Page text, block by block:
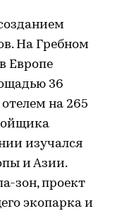
На Гребном
Европе
36
на 265
изучался
и Азии.
зон, проект
экопарка и